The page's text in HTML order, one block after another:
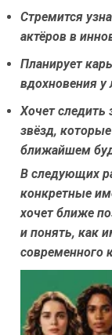
Стремится
актёров в
Планирует
вдохновения у
Хочет следить
звёзд,
ближайшем
В следующих
конкретные
хочет ближе
и понять, как
современного